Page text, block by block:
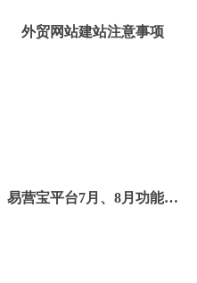
外贸网站建站注意事项
易营宝平台7月、8月功能更